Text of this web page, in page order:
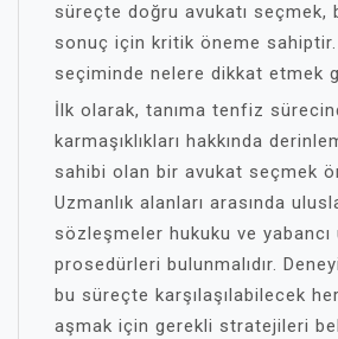
süreçte doğru avukatı seçmek,
sonuç için kritik öneme
seçiminde nelere dikkat etmek
İlk olarak, tanıma tenfiz
karmaşıklıkları hakkında
sahibi olan bir avukat seçmek
Uzmanlık alanları arasında
sözleşmeler hukuku ve yabancı
prosedürleri bulunmalıdır.
bu süreçte karşılaşılabilecek
aşmak için gerekli stratejileri